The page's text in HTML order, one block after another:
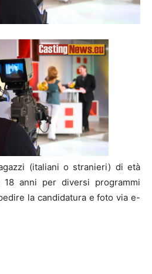
(italiani o stranieri) di età
anni per diversi programmi
la candidatura e foto via e-